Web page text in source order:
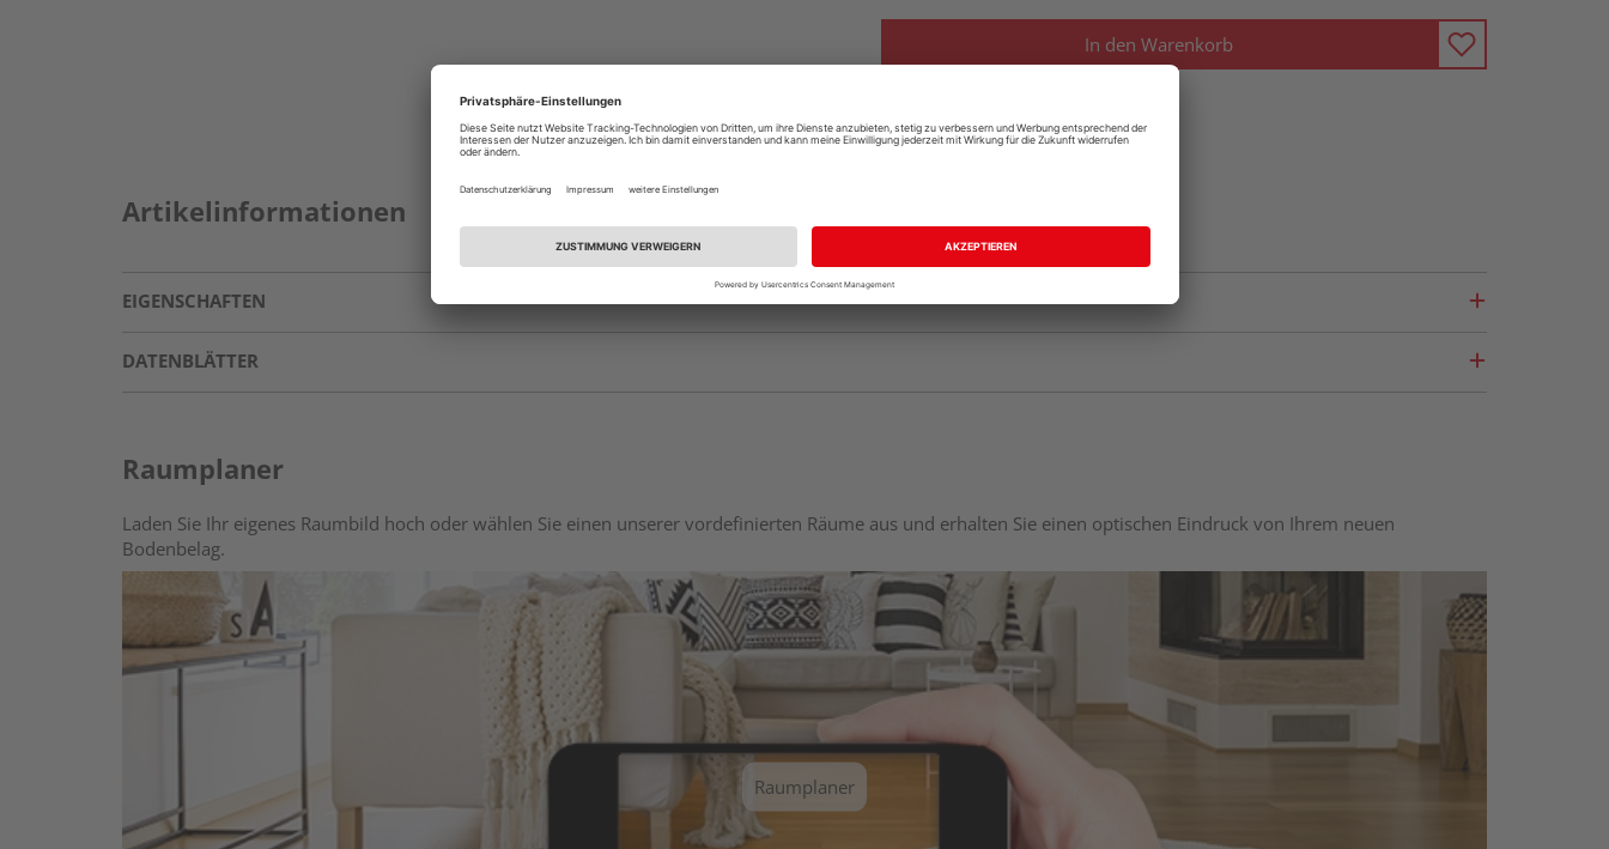
In den Warenkorb
Artikelinformationen
EIGENSCHAFTEN
DATENBLÄTTER
Raumplaner
Laden Sie Ihr eigenes Raumbild hoch oder wählen Sie einen unserer vordefinierten Räume aus und erhalten Sie einen optischen Eindruck von Ihrem neuen
Bodenbelag.
Raumplaner